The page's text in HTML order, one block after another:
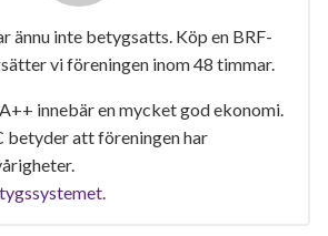
ännu inte betygsatts. Köp en BRF-
vi föreningen inom 48 timmar.
innebär en mycket god ekonomi.
betyder att föreningen har